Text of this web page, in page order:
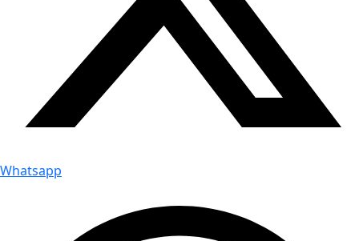
Whatsapp